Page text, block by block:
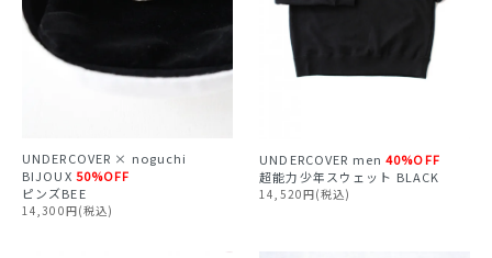
UNDERCOVER × noguchi
BIJOUX 50%OFF
ピンズBEE
14,300円(税込)
UNDERCOVER men40%OFF
超能力少年スウェット BLACK
14,520円(税込)